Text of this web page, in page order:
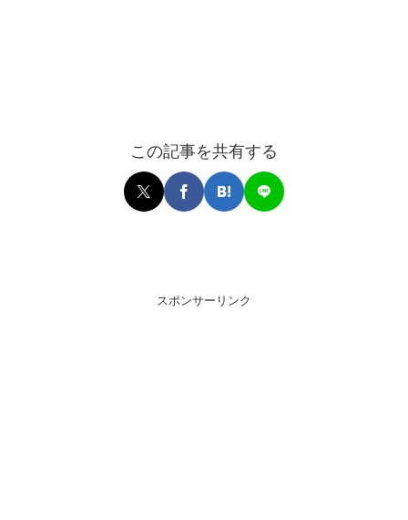
この記事を共有する
スポンサーリンク